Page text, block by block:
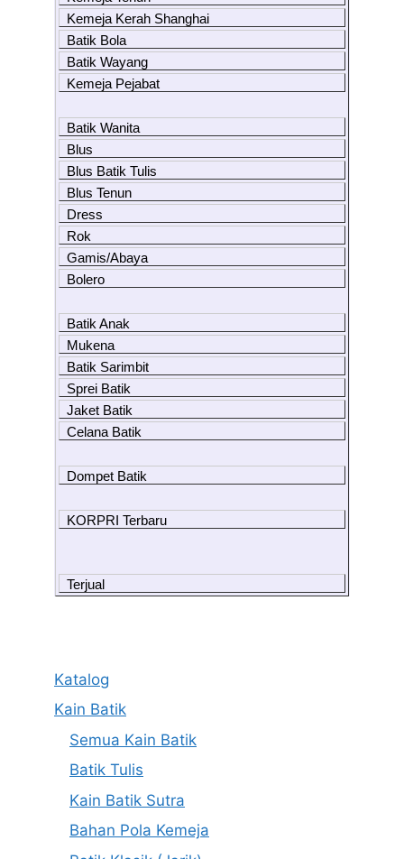
Kemeja Kerah Shanghai
Batik Bola
Batik Wayang
Kemeja Pejabat
Batik Wanita
Blus
Blus Batik Tulis
Blus Tenun
Dress
Rok
Gamis/Abaya
Bolero
Batik Anak
Mukena
Batik Sarimbit
Sprei Batik
Jaket Batik
Celana Batik
Dompet Batik
KORPRI Terbaru
Terjual
Katalog
Kain Batik
Semua Kain Batik
Batik Tulis
Kain Batik Sutra
Bahan Pola Kemeja